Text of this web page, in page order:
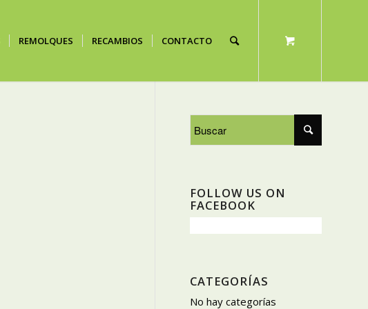
REMOLQUES RECAMBIOS CONTACTO
FOLLOW US ON
FACEBOOK
CATEGORÍAS
No hay categorías